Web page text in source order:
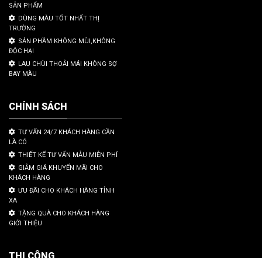
SẢN PHẨM
DÙNG MÀU TỐT NHẤT THỊ
TRƯỜNG
SẢN PHẦM KHÔNG MÙI,KHÔNG
ĐỘC HẠI
LAU CHÙI THOẢI MÁI KHÔNG SỢ
BAY MÀU
CHÍNH SÁCH
TƯ VẤN 24/7 KHÁCH HÀNG CẦN
LÀ CÓ
THIẾT KẾ TƯ VẤN MẪU MIỄN PHÍ
GIẢM GIÁ KHUYẾN MÃI CHO
KHÁCH HÀNG
ƯU ĐÃI CHO KHÁCH HÀNG TỈNH
XA
TẶNG QUÀ CHO KHÁCH HÀNG
GIỚI THIỆU